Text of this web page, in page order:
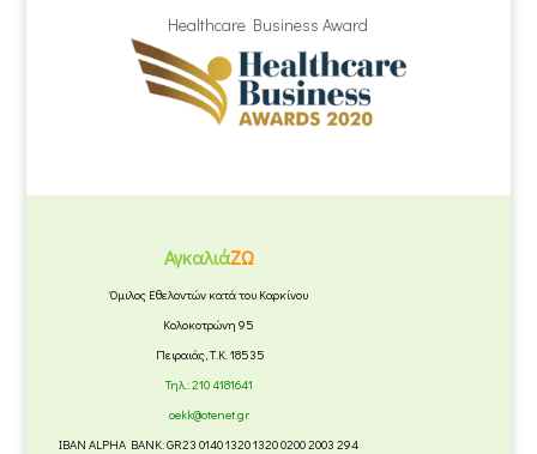
Healthcare Business Award
ΑγκαλιάΖΩ
Όμιλος Εθελοντών κατά του Καρκίνου
Κολοκοτρώνη 95
Πειραιάς, Τ.Κ. 18535
Τηλ.:210 4181641
oekk@otenet.gr
IBAN ALPHA BANK: GR23 0140 1320 1320 0200 2003 294